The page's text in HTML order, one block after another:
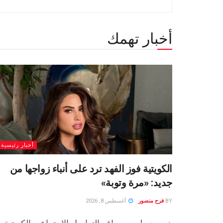
أخبار تهمك
أخبار رئيسية
الكويتية فوز الفهد ترد على أنباء زواجها من
جديد: «مرة وتوبة» ‏
BY فرح منصور أغسطس 8, 2026